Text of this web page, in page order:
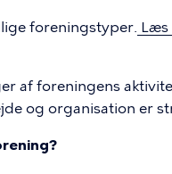
foreningstyper. Læs
af foreningens
og organisation er